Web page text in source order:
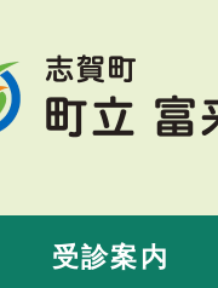
受診案内